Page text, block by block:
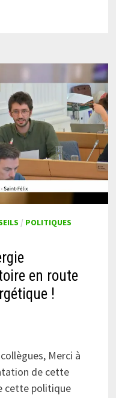
/ POLITIQUES
en route
!
Merci à
de cette
cette politique